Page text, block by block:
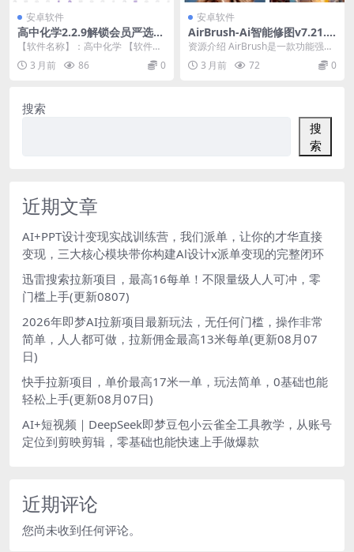
安卓软件
高中化学2.2.9解锁会员严选化
学题库
【软件名称】：高中化学 【软件版
本】：2.2.9 【软件大小】：56.33
MB ...3 月前 86 0
安卓软件
AirBrush-Ai智能修图v7.21.1
高级版
资源介绍 AirBrush是一款功能强大
的自拍编辑应用。它操作简单，并
且随心可控...
3 月前 72 0
搜索
搜
索
近期文章
AI+PPT设计变现实战训练营，我们派单，让你的才华直接
变现，三大核心模块带你构建Al设计x派单变现的完整闭环
迅雷搜索拉新项目，最高16每单！不限量级人人可冲，零
门槛上手(更新0807)
2026年即梦AI拉新项目最新玩法，无任何门槛，操作非常
简单，人人都可做，拉新佣金最高13米每单(更新08月07
日)
快手拉新项目，单价最高17米一单，玩法简单，0基础也能
轻松上手(更新08月07日)
AI+短视频｜DeepSeek即梦豆包小云雀全工具教学，从账号
定位到剪映剪辑，零基础也能快速上手做爆款
近期评论
您尚未收到任何评论。